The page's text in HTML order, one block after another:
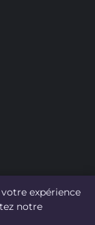
expérience
notre